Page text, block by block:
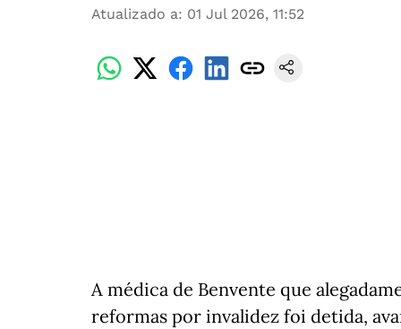
Atualizado a: 01 Jul 2026, 11:52
A médica de Benvente que
reformas por invalidez foi detida,